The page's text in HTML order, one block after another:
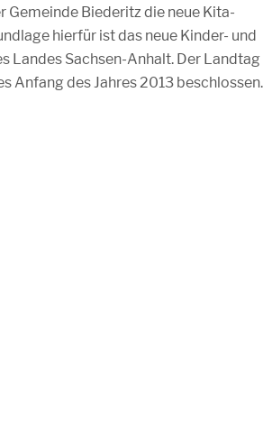
Gemeinde Biederitz die neue Kita-
hierfür ist das neue Kinder- und
Landes Sachsen-Anhalt. Der Landtag
Anfang des Jahres 2013 beschlossen.